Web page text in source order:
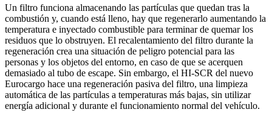
Un filtro funciona almacenando las partículas que quedan tras la
combustión y, cuando está lleno, hay que regenerarlo aumentando la
temperatura e inyectado combustible para terminar de quemar los
residuos que lo obstruyen. El recalentamiento del filtro durante la
regeneración crea una situación de peligro potencial para las
personas y los objetos del entorno, en caso de que se acerquen
demasiado al tubo de escape. Sin embargo, el HI-SCR del nuevo
Eurocargo hace una regeneración pasiva del filtro, una limpieza
automática de las partículas a temperaturas más bajas, sin utilizar
energía adicional y durante el funcionamiento normal del vehículo.